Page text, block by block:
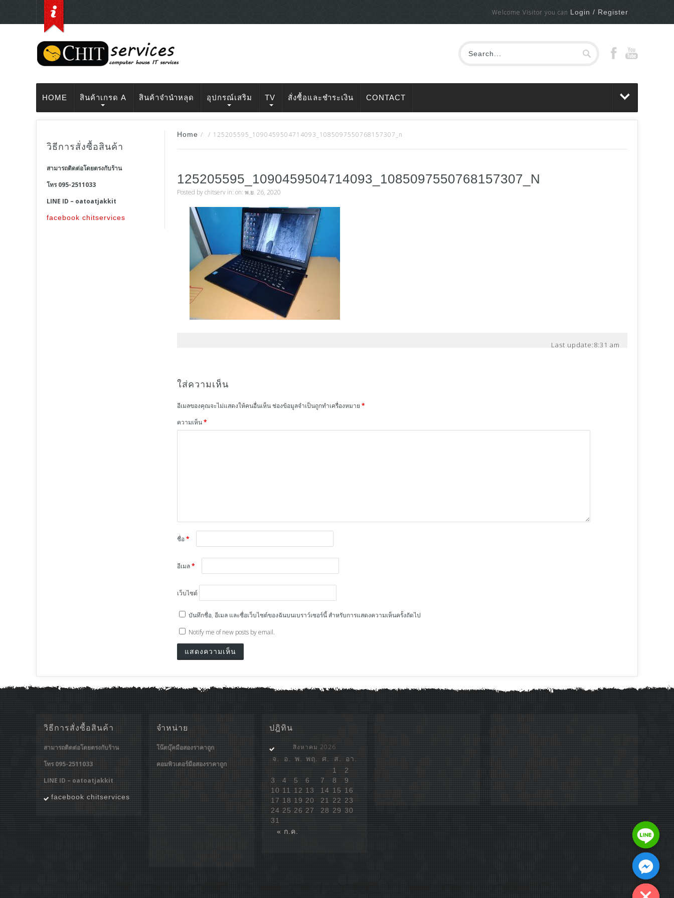
Welcome Visitor you can Login / Register
HOME สินค้าเกรด A สินค้าจำนำหลุด อุปกรณ์เสริม TV สั่งซื้อและชำระเงิน CONTACT
วิธีการสั่งซื้อสินค้า
สามารถติดต่อโดยตรงกับร้าน
โทร 095-2511033
LINE ID – oatoatjakkit
facebook chitservices
Home / / 125205595_1090459504714093_1085097550768157307_n
125205595_1090459504714093_1085097550768157307_N
Posted bychitserv in: on: พ.ย. 26, 2020
Last update:8:31 am
ใส่ความเห็น
อีเมลของคุณจะไม่แสดงให้คนอื่นเห็นช่องข้อมูลจำเป็นถูกทำเครื่องหมาย *
ความเห็น*
ชื่อ*
อีเมล*
เว็บไซต์
บันทึกชื่อ, อีเมล และชื่อเว็บไซต์ของฉันบนเบราว์เซอร์นี้ สำหรับการแสดงความเห็นครั้งถัดไป
Notify me of new posts by email.
วิธีการสั่งซื้อสินค้า
สามารถติดต่อโดยตรงกับร้าน
โทร 095-2511033
LINE ID – oatoatjakkit
facebook chitservices
จำหน่าย
โน๊ตบุ๊คมือสองราคาถูก
คอมพิวเตอร์มือสองราคาถูก
ปฎิทิน
สิงหาคม 2026
จ. อ. พ. พฤ. ศ. ส.
อา.
1
2
3
4 5 6 7 8
9
10 11 12 13 14 15 16
17 18 19 20 21 22 23
24 25 26 27 28 29 30
31
« ก.ค.